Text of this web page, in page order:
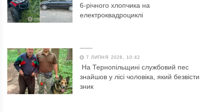
6-річного хлопчика на
електроквадроциклі
7 ЛИПНЯ 2026, 10:42
На Тернопільщині службовий пес
знайшов у лісі чоловіка, який безвісти
зник